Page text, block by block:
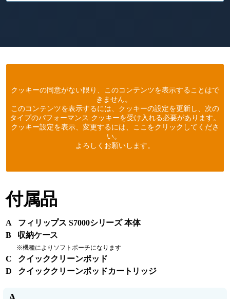
クッキーの同意がない限り、このコンテンツを表示することはで
きません。
このコンテンツを表示するには、クッキーの設定を更新し、次の
タイプのパフォーマンス クッキーを受け入れる必要があります。
クッキー設定を表示、変更するには、ここをクリックしてくださ
い。
よろしくお願いします。
付属品
A フィリップス S7000シリーズ 本体
B 収納ケース
※機種によりソフトポーチになります
C クイッククリーンポッド
D クイッククリーンポッドカートリッジ